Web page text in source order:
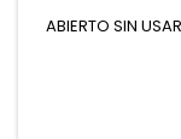
ABIERTO SIN